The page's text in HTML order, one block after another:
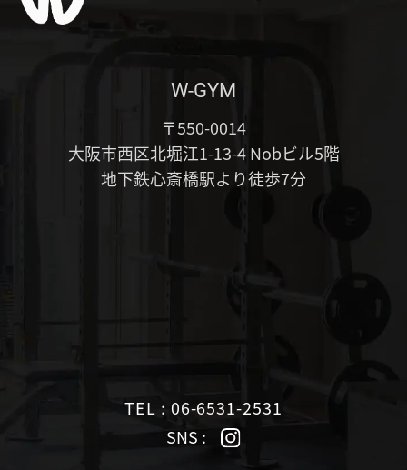
W-GYM
〒550-0014
大阪市西区北堀江1-13-4 Nobビル5階
地下鉄心斎橋駅より徒歩7分
TEL : 06-6531-2531
SNS :